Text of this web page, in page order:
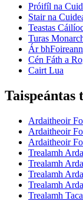
Próifíl na
Stair na
Teastas
Turas
Ár bhFoireann
Cén Fáth a
Cairt Lua
Taispeántas
Ardaitheoir
Ardaitheoir
Ardaitheoir
Trealamh
Trealamh
Trealamh
Trealamh
Trealamh